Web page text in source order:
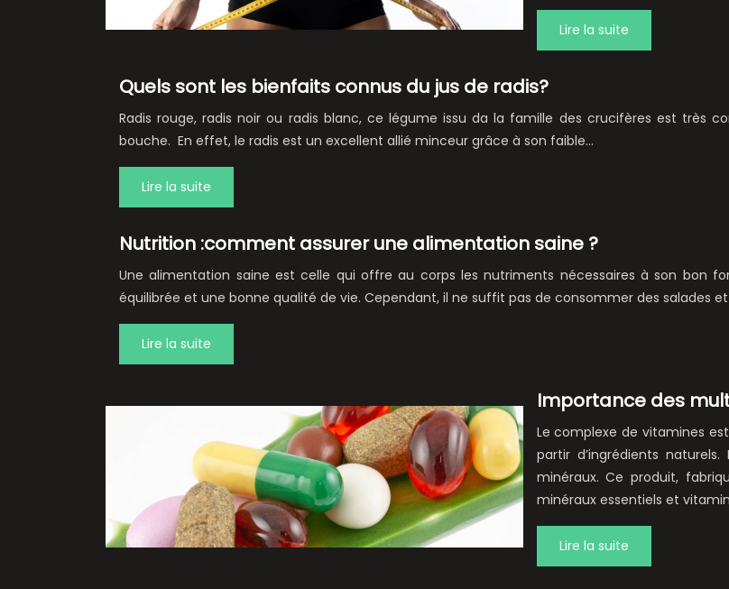
Lire la suite
Quels sont les bienfaits connus du jus de radis?
Radis rouge, radis noir ou radis blanc, ce légume issu da la famille des crucifères est très
bouche. En effet, le radis est un excellent allié minceur grâce à son faible…
Lire la suite
Nutrition :comment assurer une alimentation saine ?
Une alimentation saine est celle qui offre au corps les nutriments nécessaires à son bon
équilibrée et une bonne qualité de vie. Cependant, il ne suffit pas de consommer des salades et
Lire la suite
Importance des
Le complexe de vitamines
partir d’ingrédients
minéraux. Ce produit,
minéraux essentiels et
Lire la suite